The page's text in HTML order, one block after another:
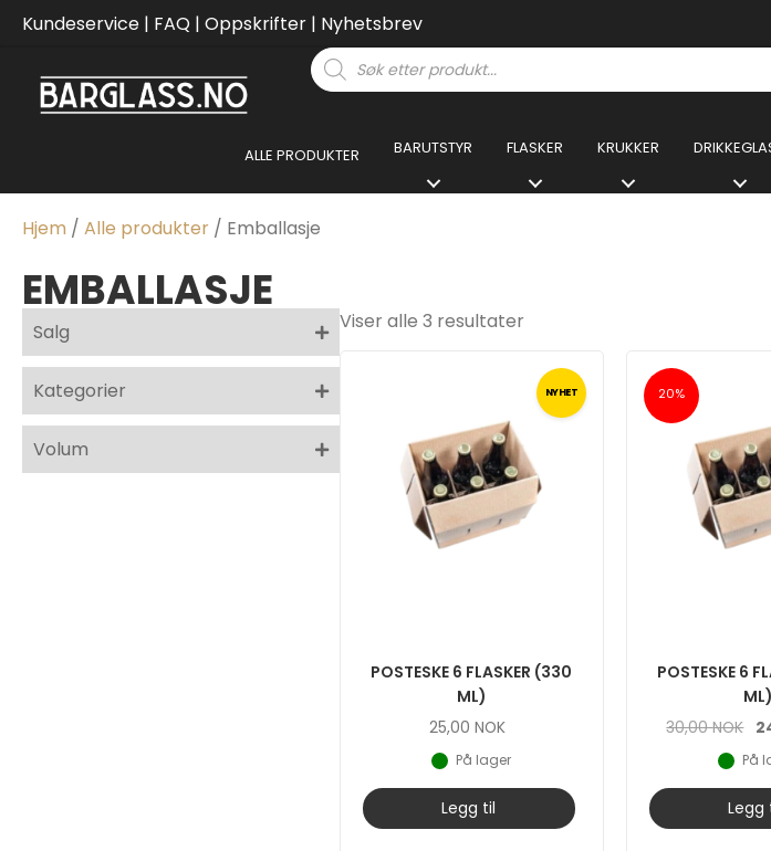
Kundeservice | FAQ | Oppskrifter | Nyhetsbrev
Products
search
ALLE PRODUKTER BARUTSTYR FLASKER KRUKKER
Hjem / Alle produkter / Emballasje
EMBALLASJE
Salg
Kategorier
Volum
Viser alle 3 resultater
NYHET
POSTESKE 6 FLASKER (330
ML)
25,00NOK
På lager
Legg til
20%
POSTESKE 6
ML)
30,00NOK
På
Legg